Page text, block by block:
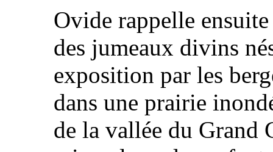
Ovide rappelle
des jumeaux divins
exposition par les
dans une prairie
de la vallée du Grand